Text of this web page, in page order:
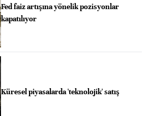
Fed faiz artışına yönelik pozisyonlar
kapatılıyor
Küresel piyasalarda 'teknolojik' satış